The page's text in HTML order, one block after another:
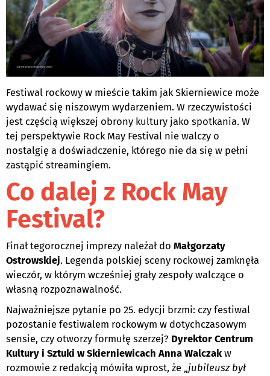
Festiwal rockowy w mieście takim jak Skierniewice może
wydawać się niszowym wydarzeniem. W rzeczywistości
jest częścią większej obrony kultury jako spotkania. W
tej perspektywie Rock May Festival nie walczy o
nostalgię a doświadczenie, którego nie da się w pełni
zastąpić streamingiem.
Co dalej z Rock May
Festival?
Finał tegorocznej imprezy należał do Małgorzaty
Ostrowskiej. Legenda polskiej sceny rockowej zamknęła
wieczór, w którym wcześniej grały zespoły walczące o
własną rozpoznawalność.
Najważniejsze pytanie po 25. edycji brzmi: czy festiwal
pozostanie festiwalem rockowym w dotychczasowym
sensie, czy otworzy formułę szerzej? Dyrektor Centrum
Kultury i Sztuki w Skierniewicach Anna Walczak w
rozmowie z redakcją mówiła wprost, że „jubileusz był